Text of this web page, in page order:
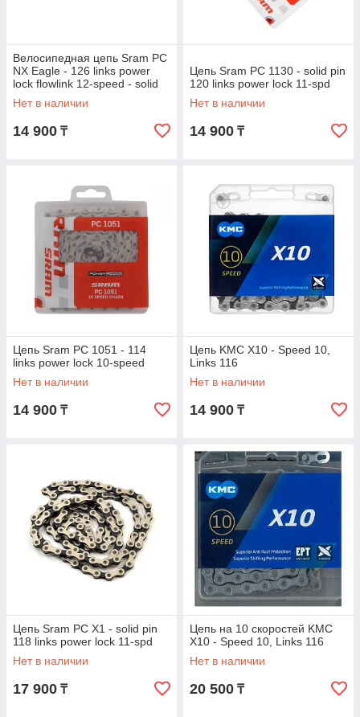
Велосипедная цепь Sram PC
NX Eagle - 126 links power
lock flowlink 12-speed - solid
pin
Нет в наличии
14 900 ₸
Цепь Sram PC 1130 - solid pin
120 links power lock 11-spd
Нет в наличии
14 900 ₸
Цепь Sram PC 1051 - 114
links power lock 10-speed
Нет в наличии
14 900 ₸
Цепь KMC X10 - Speed 10,
Links 116
Нет в наличии
14 900 ₸
Цепь Sram PC X1 - solid pin
118 links power lock 11-spd
Нет в наличии
17 900 ₸
Цепь на 10 скоростей KMC
X10 - Speed 10, Links 116
Нет в наличии
20 500 ₸